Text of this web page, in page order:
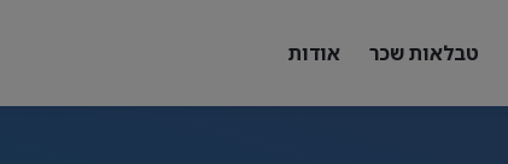
טבלאות שכר אודות